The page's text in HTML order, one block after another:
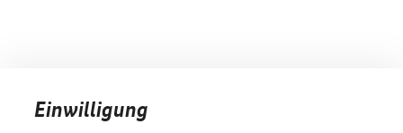
Einwilligung